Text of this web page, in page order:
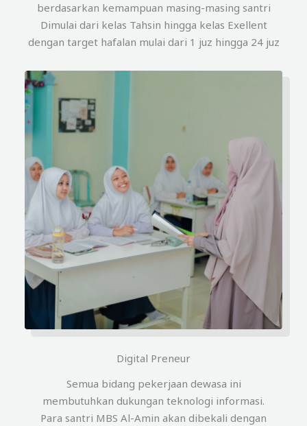
berdasarkan kemampuan masing-masing santri
Dimulai dari kelas Tahsin hingga kelas Exellent
dengan target hafalan mulai dari 1 juz hingga 24 juz
Digital Preneur
Semua bidang pekerjaan dewasa ini
membutuhkan dukungan teknologi informasi.
Para santri MBS Al-Amin akan dibekali dengan